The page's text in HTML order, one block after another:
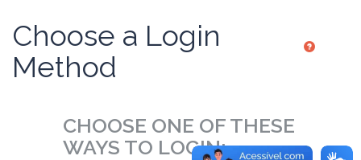
Choose a Login
Method
CHOOSE ONE OF THESE
WAYS TO LOGIN: